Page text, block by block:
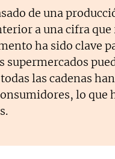
de una
a una cifra que
ha sido clave
supermercados
las cadenas
lo que